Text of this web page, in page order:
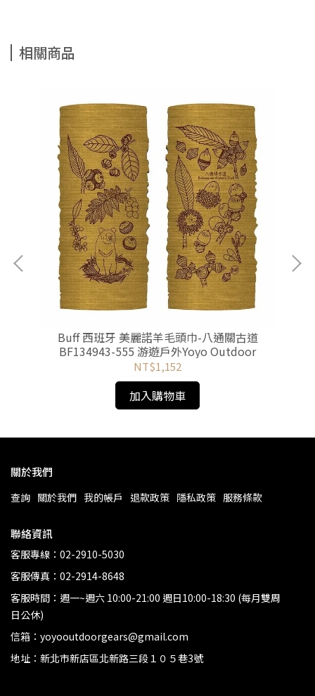
相關商品
Buff 西班牙 美麗諾羊毛頭巾-八通關古道
BF134943-555 游遊戶外Yoyo Outdoor
NT$1,152
加入購物車
關於我們
查詢 關於我們 我的帳戶 退款政策 隱私政策 服務條款
聯絡資訊
客服專線：02-2910-5030
客服傳真：02-2914-8648
客服時間：週一~週六 10:00-21:00 週日10:00-18:30 (每月雙周
日公休)
信箱：yoyooutdoorgears@gmail.com
地址：新北市新店區北新路三段１０５巷3號